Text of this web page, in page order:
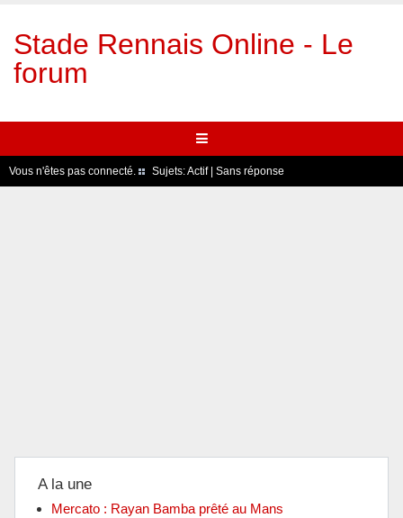
Stade Rennais Online - Le
forum
Vous n'êtes pas connecté. Sujets:Actif| Sans réponse
A la une
Mercato : Rayan Bamba prêté au Mans